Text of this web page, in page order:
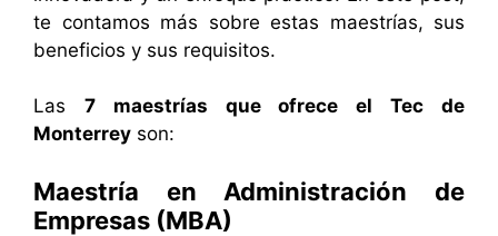
te contamos más sobre estas maestrías, sus
beneficios y sus requisitos.
Las 7 maestrías que ofrece el Tec de
Monterrey son:
Maestría en Administración de
Empresas (MBA)